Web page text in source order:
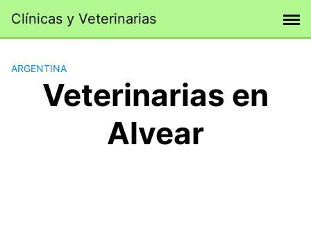
contenido
Clínicas y Veterinarias
ARGENTINA
Veterinarias en
Alvear